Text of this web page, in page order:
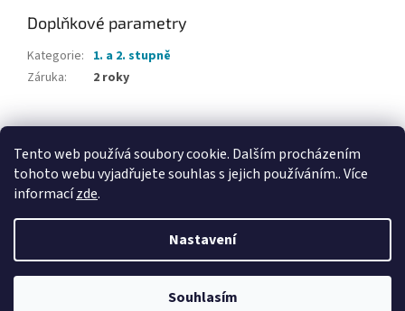
Tento web používá soubory cookie. Dalším procházením
tohoto webu vyjadřujete souhlas s jejich používáním.. Více
informacízde.
Nastavení
Souhlasím
Doplňkové parametry
Kategorie: 1. a 2. stupně
Záruka: 2 roky
Z
Webové stránky Divecentra CZ
Vytvořil Shoptet
Divecentrum CZ. Všechna práva vyhrazena.